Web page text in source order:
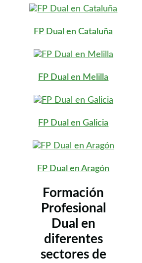
FP Dual en Cataluña
FP Dual en Melilla
FP Dual en Galicia
FP Dual en Aragón
Formación
Profesional
Dual en
diferentes
sectores de